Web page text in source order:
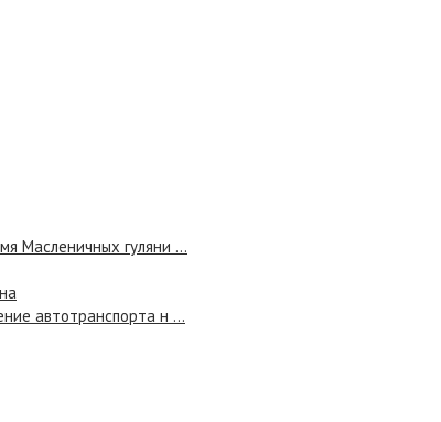
Масленичных гуляни ...
автотранспорта н ...